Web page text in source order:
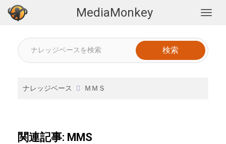
MediaMonkey
ナレッジベース ＭＭＳ
関連記事: MMS